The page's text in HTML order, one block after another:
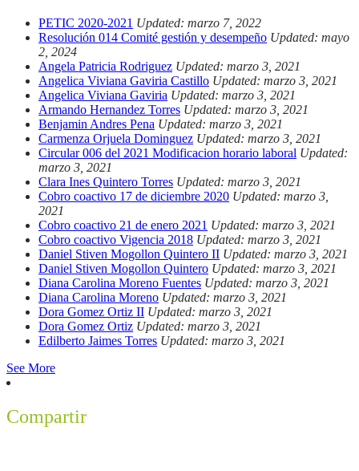
PETIC 2020-2021 Updated: marzo 7, 2022
Resolución 014 Comité gestión y desempeño Updated: mayo
2, 2024
Angela Patricia Rodriguez Updated: marzo 3, 2021
Angelica Viviana Gaviria Castillo Updated: marzo 3, 2021
Angelica Viviana Gaviria Updated: marzo 3, 2021
Armando Hernandez Torres Updated: marzo 3, 2021
Benjamin Andres Pena Updated: marzo 3, 2021
Carmenza Orjuela Dominguez Updated: marzo 3, 2021
Circular 006 del 2021 Modificacion horario laboral Updated:
marzo 3, 2021
Clara Ines Quintero Torres Updated: marzo 3, 2021
Cobro coactivo 17 de diciembre 2020 Updated: marzo 3,
2021
Cobro coactivo 21 de enero 2021 Updated: marzo 3, 2021
Cobro coactivo Vigencia 2018 Updated: marzo 3, 2021
Daniel Stiven Mogollon Quintero II Updated: marzo 3, 2021
Daniel Stiven Mogollon Quintero Updated: marzo 3, 2021
Diana Carolina Moreno Fuentes Updated: marzo 3, 2021
Diana Carolina Moreno Updated: marzo 3, 2021
Dora Gomez Ortiz II Updated: marzo 3, 2021
Dora Gomez Ortiz Updated: marzo 3, 2021
Edilberto Jaimes Torres Updated: marzo 3, 2021
See More
Compartir